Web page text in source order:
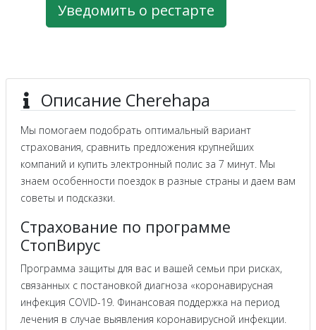
Уведомить о рестарте
Описание Cherehapa
Мы помогаем подобрать оптимальный вариант
страхования, сравнить предложения крупнейших
компаний и купить электронный полис за 7 минут. Мы
знаем особенности поездок в разные страны и даем вам
советы и подсказки.
Страхование по программе
СтопВирус
Программа защиты для вас и вашей семьи при рисках,
связанных с постановкой диагноза «коронавирусная
инфекция COVID-19. Финансовая поддержка на период
лечения в случае выявления коронавирусной инфекции.